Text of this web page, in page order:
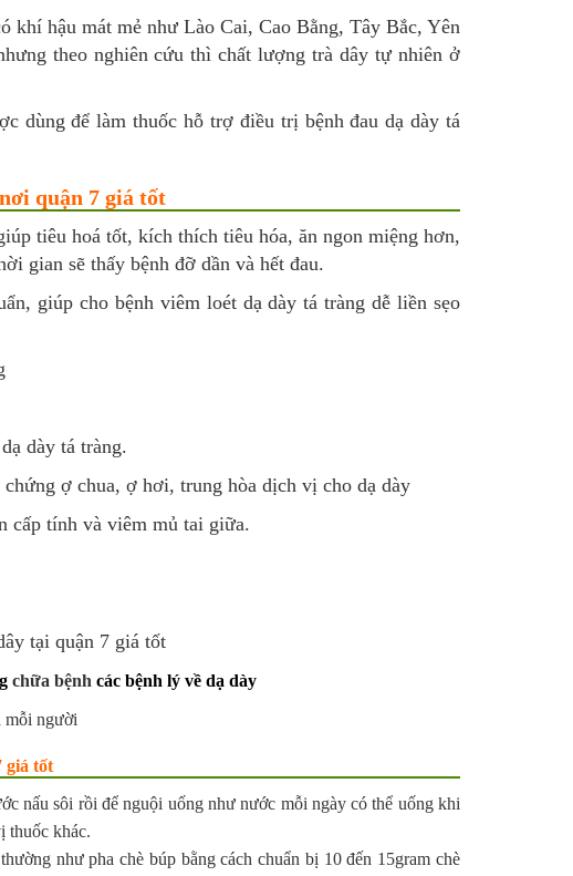
khí hậu mát mẻ như Lào Cai, Cao Bằng, Tây Bắc, Yên
theo nghiên cứu thì chất lượng trà dây tự nhiên ở
dùng để làm thuốchỗ trợ điều trị bệnh đau dạ dày tá
quận 7 giá tốt
tiêu hoá tốt, kích thích tiêu hóa, ăn ngon miệng hơn,
gian sẽ thấy bệnh đỡ dần và hết đau.
giúp cho bệnh viêm loét dạ dày tá tràng dễ liền sẹo
dày tá tràng.
ợ chua, ợ hơi, trung hòa dịch vị cho dạ dày
cấp tính và viêm mủ tai giữa.
chữa bệnhcác bệnh lý về dạ dày
mỗi người
giá tốt
nấu sôi rồi để nguội uống như nước mỗi ngày có thể uống khi
thuốc khác.
như pha chè búp bằng cách chuẩn bị 10 đến 15gram chè